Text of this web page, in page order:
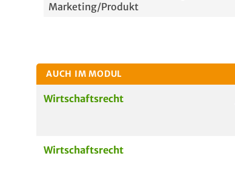
Marketing/Produkt
AUCH IM MODUL
Wirtschaftsrecht
Wirtschaftsrecht